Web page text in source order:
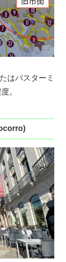
はバスターミ
。